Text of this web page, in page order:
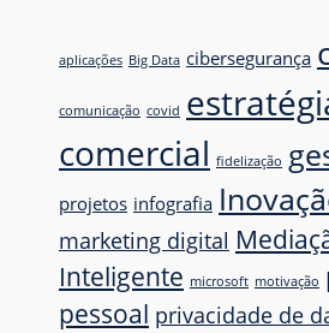
aplicações Big Data cibersegurança
comunicação covid
comercial fidelização
projetos infografia
marketing digital
Inteligente microsoft motivação
pessoal privacidade de